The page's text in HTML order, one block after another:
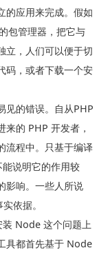
的应用来完成。假如
包管理器，把它与
立，人们可以便于切
码，或者下载一个安
见的错误。自从PHP
的 PHP 开发者，
流程中。只基于编译
说明它的作用较
影响。一些人所说
依据。
Node 这个问题上
具都首先基于 Node